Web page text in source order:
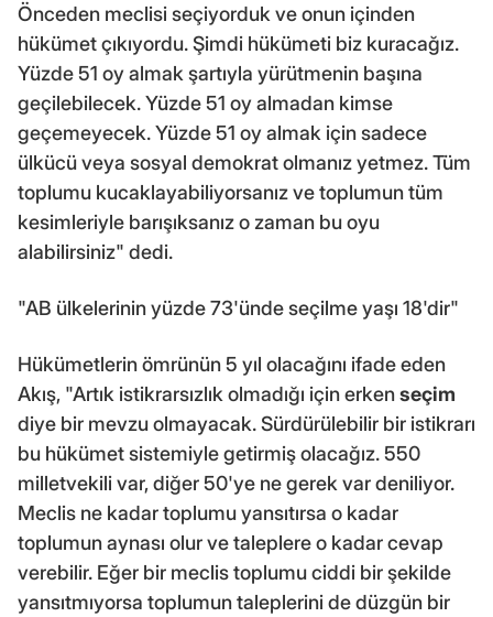
Önceden meclisi seçiyorduk ve onun içinden
hükümet çıkıyordu. Şimdi hükümeti biz kuracağız.
Yüzde 51 oy almak şartıyla yürütmenin başına
geçilebilecek. Yüzde 51 oy almadan kimse
geçemeyecek. Yüzde 51 oy almak için sadece
ülkücü veya sosyal demokrat olmanız yetmez. Tüm
toplumu kucaklayabiliyorsanız ve toplumun tüm
kesimleriyle barışıksanız o zaman bu oyu
alabilirsiniz" dedi.
"AB ülkelerinin yüzde 73'ünde seçilme yaşı 18'dir"
Hükümetlerin ömrünün 5 yıl olacağını ifade eden
Akış, "Artık istikrarsızlık olmadığı için erkenseçim
diye bir mevzu olmayacak. Sürdürülebilir bir istikrarı
bu hükümet sistemiyle getirmiş olacağız. 550
milletvekili var, diğer 50'ye ne gerek var deniliyor.
Meclis ne kadar toplumu yansıtırsa o kadar
toplumun aynası olur ve taleplere o kadar cevap
verebilir. Eğer bir meclis toplumu ciddi bir şekilde
yansıtmıyorsa toplumun taleplerini de düzgün bir